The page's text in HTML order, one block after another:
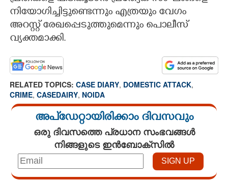
നിയോഗിച്ചിട്ടുണ്ടെന്നും എത്രയും വേഗം
അറസ്റ്റ് രേഖപ്പെടുത്തുമെന്നും പൊലീസ്
വ്യക്തമാക്കി.
RELATED TOPICS: CASE DIARY, DOMESTIC ATTACK,
CRIME, CASEDAIRY, NOIDA
അപ്ഡേറ്റായിരിക്കാം ദിവസവും
ഒരു ദിവസത്തെ പ്രധാന സംഭവങ്ങൾ
നിങ്ങളുടെ ഇൻബോക്സിൽ